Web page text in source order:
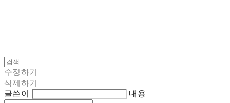
수정하기
삭제하기
글쓴이
내용